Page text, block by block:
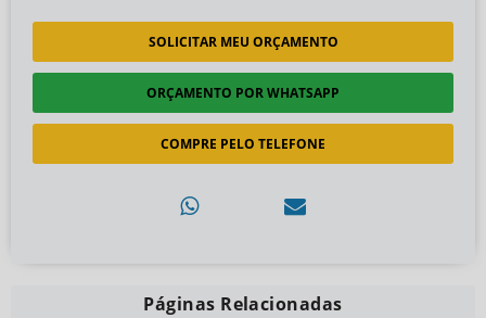
SOLICITAR MEU ORÇAMENTO
ORÇAMENTO POR WHATSAPP
COMPRE PELO TELEFONE
Páginas Relacionadas